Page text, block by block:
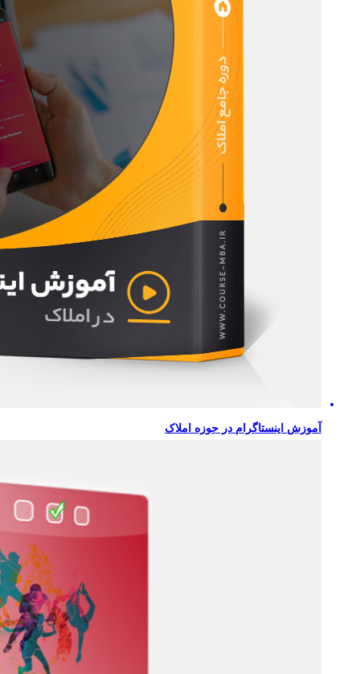
آموزش اینستاگرام در حوزه املاک